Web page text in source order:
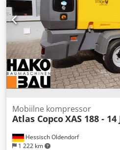
Hessisch Oldendorf
1 222 km
Mobiilne kompressor
Atlas CopcoXAS 188 - 14